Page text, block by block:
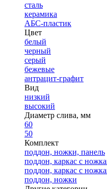
сталь
керамика
АБС-пластик
Цвет
белый
черный
серый
бежевые
антрацит-графит
Вид
низкий
высокий
Диаметр слива, мм
60
50
Комплект
поддон, ножки, панель
поддон, каркас с
поддон, каркас с
поддон, ножки